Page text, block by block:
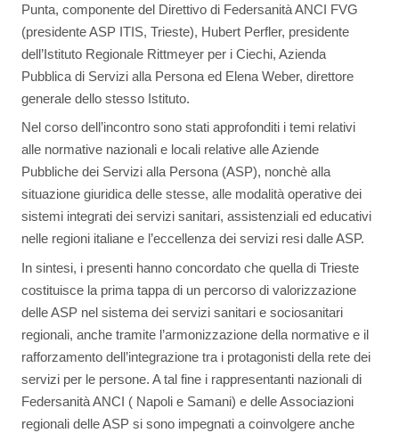
Punta, componente del Direttivo di Federsanità ANCI FVG
(presidente ASP ITIS, Trieste), Hubert Perfler, presidente
dell’Istituto Regionale Rittmeyer per i Ciechi, Azienda
Pubblica di Servizi alla Persona ed Elena Weber, direttore
generale dello stesso Istituto.
Nel corso dell’incontro sono stati approfonditi i temi relativi
alle normative nazionali e locali relative alle Aziende
Pubbliche dei Servizi alla Persona (ASP), nonchè alla
situazione giuridica delle stesse, alle modalità operative dei
sistemi integrati dei servizi sanitari, assistenziali ed educativi
nelle regioni italiane e l’eccellenza dei servizi resi dalle ASP.
In sintesi, i presenti hanno concordato che quella di Trieste
costituisce la prima tappa di un percorso di valorizzazione
delle ASP nel sistema dei servizi sanitari e sociosanitari
regionali, anche tramite l’armonizzazione della normative e il
rafforzamento dell’integrazione tra i protagonisti della rete dei
servizi per le persone. A tal fine i rappresentanti nazionali di
Federsanità ANCI ( Napoli e Samani) e delle Associazioni
regionali delle ASP si sono impegnati a coinvolgere anche